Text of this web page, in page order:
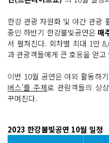
한강 관광 자원화 및 야간 관광
중인 하반기 한강불빛공연은 매
서 펼쳐진다. 회차별 최대 1만
과 관광객들에게 큰 호응을 얻고
이번 10월 공연은 야외 활동하
버스’를 주제로 관람객들의 상
꾸며진다.
2023 한강불빛공연 10월 일정